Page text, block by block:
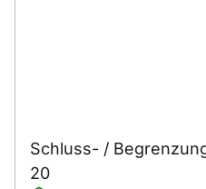
Schluss- /
20